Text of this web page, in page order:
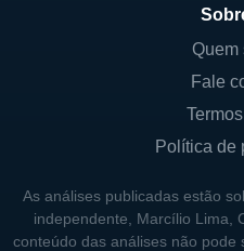
Quem
Fale
Política de
As análises publicadas estão
independente, Marcílio Lima,
conteúdo das análises não